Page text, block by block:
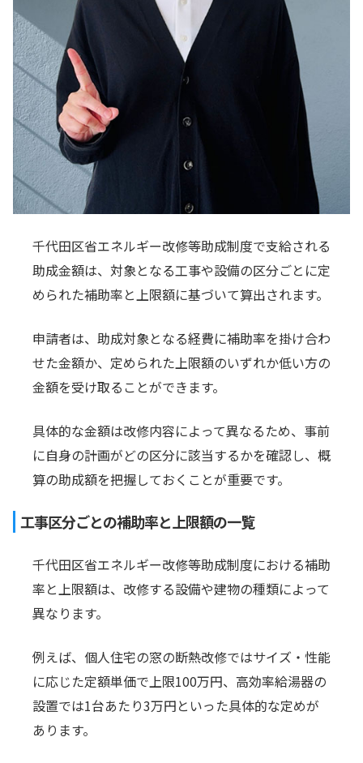
千代田区省エネルギー改修等助成制度で支給される
助成金額は、対象となる工事や設備の区分ごとに定
められた補助率と上限額に基づいて算出されます。
申請者は、助成対象となる経費に補助率を掛け合わ
せた金額か、定められた上限額のいずれか低い方の
金額を受け取ることができます。
具体的な金額は改修内容によって異なるため、事前
に自身の計画がどの区分に該当するかを確認し、概
算の助成額を把握しておくことが重要です。
工事区分ごとの補助率と上限額の一覧
千代田区省エネルギー改修等助成制度における補助
率と上限額は、改修する設備や建物の種類によって
異なります。
例えば、個人住宅の窓の断熱改修ではサイズ・性能
に応じた定額単価で上限100万円、高効率給湯器の
設置では1台あたり3万円といった具体的な定めが
あります。